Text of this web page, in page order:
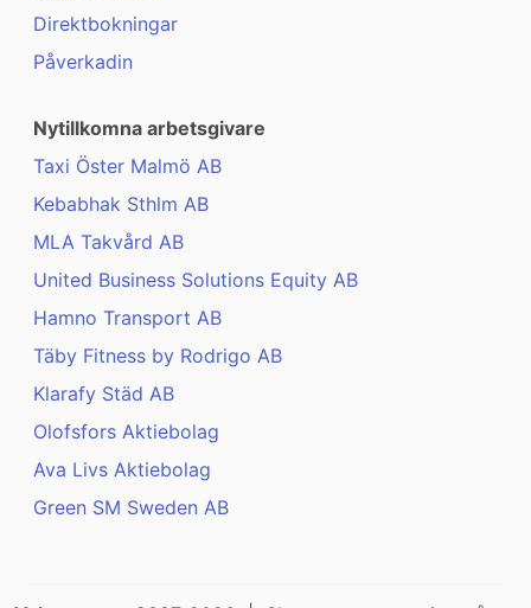
Direktbokningar
Påverkadin
Nytillkomna arbetsgivare
Taxi Öster Malmö AB
Kebabhak Sthlm AB
MLA Takvård AB
United Business Solutions Equity AB
Hamno Transport AB
Täby Fitness by Rodrigo AB
Klarafy Städ AB
Olofsfors Aktiebolag
Ava Livs Aktiebolag
Green SM Sweden AB